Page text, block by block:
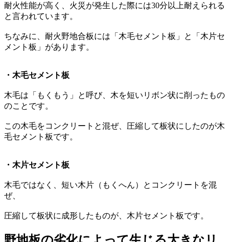
耐火性能が高く、火災が発生した際には30分以上耐えられる
と言われています。
ちなみに、耐火野地合板には「木毛セメント板」と「木片セ
メント板」があります。
・木毛セメント板
木毛は「もくもう」と呼び、木を短いリボン状に削ったもの
のことです。
この木毛をコンクリートと混ぜ、圧縮して板状にしたのが木
毛セメント板です。
・木片セメント板
木毛ではなく、短い木片（もくへん）とコンクリートを混
ぜ、
圧縮して板状に成形したものが、木片セメント板です。